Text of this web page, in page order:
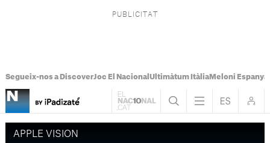
Segueix-nos a DiscoverJoc El Nacional Ultimàtum ItàliaMeloni Espanya
APPLE VISION